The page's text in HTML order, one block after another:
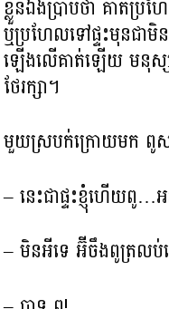
ខ្លួនឯងប្រាប់ថា គាត់ប្រ
ឬប្រហែលទៅផ្ទះមុនជាមិ
ឡើងលើគាត់ឡើយ មនុស្ស
ថែរក្សា។
មួយស្របក់ក្រោយមក ពូស
– នេះជាផ្ទះខ្ញុំហើយពូ
– មិនអីទេ អ៊ីចឹងពូត្រល